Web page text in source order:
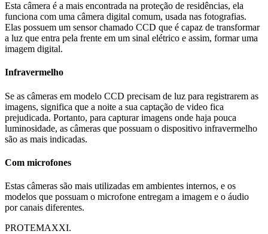
Esta câmera é a mais encontrada na proteção de residências, ela
funciona com uma câmera digital comum, usada nas fotografias.
Elas possuem um sensor chamado CCD que é capaz de transformar
a luz que entra pela frente em um sinal elétrico e assim, formar uma
imagem digital.
Infravermelho
Se as câmeras em modelo CCD precisam de luz para registrarem as
imagens, significa que a noite a sua captação de video fica
prejudicada. Portanto, para capturar imagens onde haja pouca
luminosidade, as câmeras que possuam o dispositivo infravermelho
são as mais indicadas.
Com microfones
Estas câmeras são mais utilizadas em ambientes internos, e os
modelos que possuam o microfone entregam a imagem e o áudio
por canais diferentes.
PROTEMAXXI.